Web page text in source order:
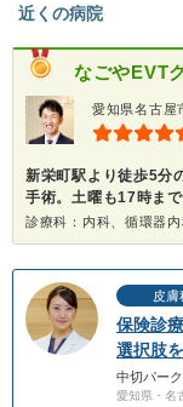
近くの病院
なごやEVT
愛知県名古屋
新栄町駅より徒歩5分
手術。土曜も17時まで
診療科：内科、循環器
皮膚
保険診
選択肢を
中切パー
愛知県・名